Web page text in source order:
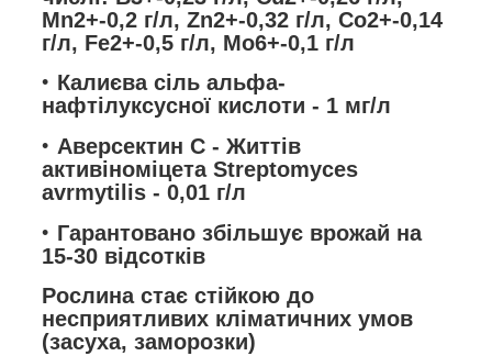
Mn2+-0,2 г/л, Zn2+-0,32 г/л, Co2+-0,14
г/л, Fe2+-0,5 г/л, Mo6+-0,1 г/л
Калиєва сіль альфа-
нафтілуксусної кислоти - 1 мг/л
Аверсектин С - Життів
активіноміцета Streptomyces
avrmytilis - 0,01 г/л
Гарантовано збільшує врожай на
15-30 відсотків
Рослина стає стійкою до
несприятливих кліматичних умов
(засуха, заморозки)